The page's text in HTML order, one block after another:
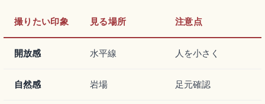
撮りたい印象 見る場所 注意点
開放感 水平線 人を小さく
自然感 岩場 足元確認